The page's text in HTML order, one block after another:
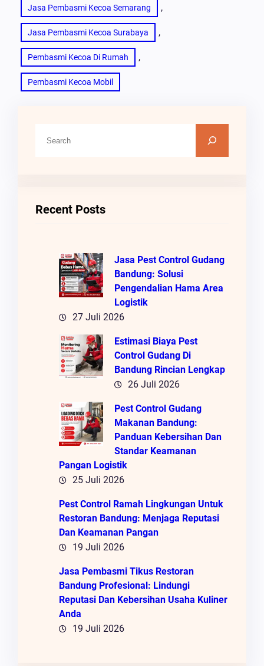
Jasa Pembasmi Kecoa Semarang ,
Jasa Pembasmi Kecoa Surabaya ,
Pembasmi Kecoa Di Rumah ,
Pembasmi Kecoa Mobil
Recent Posts
Jasa Pest Control Gudang
Bandung: Solusi
Pengendalian Hama Area
Logistik
27 Juli 2026
Estimasi Biaya Pest
Control Gudang Di
Bandung Rincian Lengkap
26 Juli 2026
Pest Control Gudang
Makanan Bandung:
Panduan Kebersihan Dan
Standar Keamanan
Pangan Logistik
25 Juli 2026
Pest Control Ramah Lingkungan Untuk
Restoran Bandung: Menjaga Reputasi
Dan Keamanan Pangan
19 Juli 2026
Jasa Pembasmi Tikus Restoran
Bandung Profesional: Lindungi
Reputasi Dan Kebersihan Usaha Kuliner
Anda
19 Juli 2026